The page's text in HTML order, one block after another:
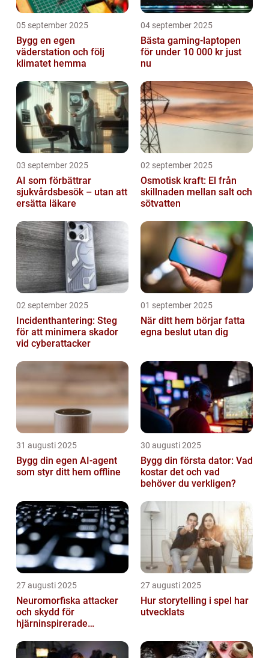
05 september 2025
Bygg en egen
väderstation och följ
klimatet hemma
04 september 2025
Bästa gaming-laptopen
för under 10 000 kr just
nu
03 september 2025
AI som förbättrar
sjukvårdsbesök – utan att
ersätta läkare
02 september 2025
Osmotisk kraft: El från
skillnaden mellan salt och
sötvatten
02 september 2025
Incidenthantering: Steg
för att minimera skador
vid cyberattacker
01 september 2025
När ditt hem börjar fatta
egna beslut utan dig
31 augusti 2025
Bygg din egen AI-agent
som styr ditt hem offline
30 augusti 2025
Bygg din första dator: Vad
kostar det och vad
behöver du verkligen?
27 augusti 2025
Neuromorfiska attacker
och skydd för
hjärninspirerade
27 augusti 2025
Hur storytelling i spel har
utvecklats